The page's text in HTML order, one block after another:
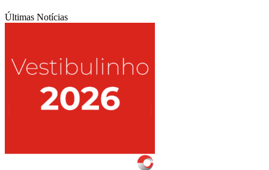
Últimas Notícias